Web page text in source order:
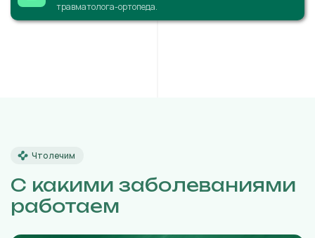
травматолога-ортопеда.
Что лечим
С какими заболеваниями
работаем